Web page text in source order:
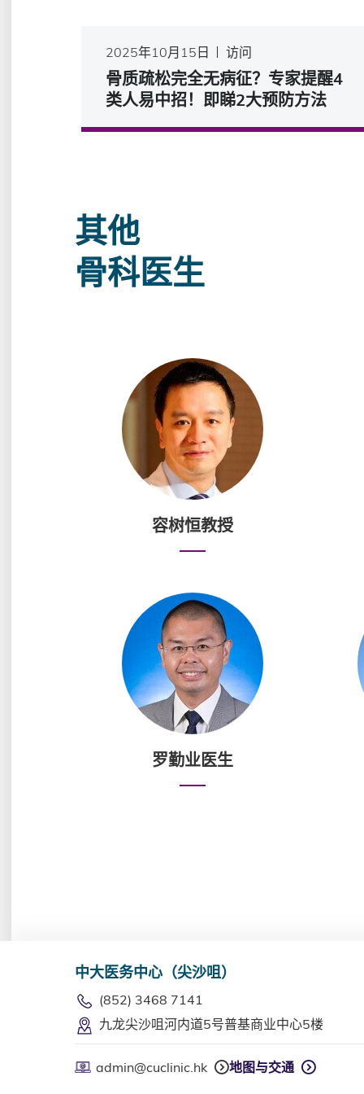
2025年10月15日 访问
骨质疏松完全无病征？专家提醒4
类人易中招！即睇2大预防方法
其他
骨科医生
容树恒教授
罗勤业医生
中大医务中心（尖沙咀）
(852) 3468 7141
九龙尖沙咀河内道5号普基商业中心5楼
admin@cuclinic.hk 地图与交通